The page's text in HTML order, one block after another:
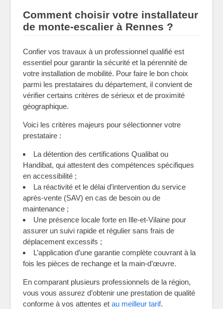
Comment choisir votre installateur
de monte-escalier à Rennes ?
Confier vos travaux à un professionnel qualifié est
essentiel pour garantir la sécurité et la pérennité de
votre installation de mobilité. Pour faire le bon choix
parmi les prestataires du département, il convient de
vérifier certains critères de sérieux et de proximité
géographique.
Voici les critères majeurs pour sélectionner votre
prestataire :
La détention des certifications Qualibat ou
Handibat, qui attestent des compétences spécifiques
en accessibilité ;
La réactivité et le délai d’intervention du service
après-vente (SAV) en cas de besoin ou de
maintenance ;
Une présence locale forte en Ille-et-Vilaine pour
assurer un suivi rapide et régulier sans frais de
déplacement excessifs ;
L’application d’une garantie complète couvrant à la
fois les pièces de rechange et la main-d’œuvre.
En comparant plusieurs professionnels de la région,
vous vous assurez d’obtenir une prestation de qualité
conforme à vos attentes et au meilleur tarif.